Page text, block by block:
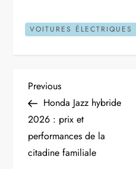
VOITURES ÉLECTRIQUES
N
a
v
Previous
Post
Previous
Honda Jazz hybride
2026 : prix et
performances de la
citadine familiale